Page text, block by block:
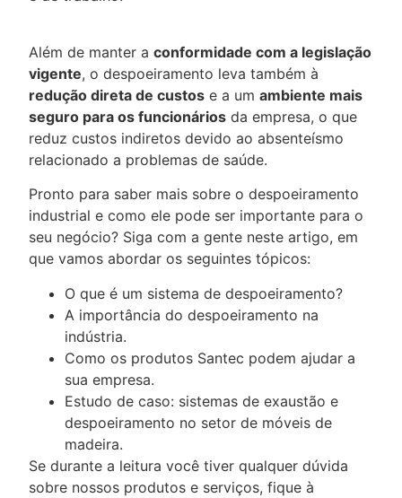
Além de manter a conformidade com a legislação
vigente, o despoeiramento leva também à
redução direta de custos e a um ambiente mais
seguro para os funcionários da empresa, o que
reduz custos indiretos devido ao absenteísmo
relacionado a problemas de saúde.
Pronto para saber mais sobre o despoeiramento
industrial e como ele pode ser importante para o
seu negócio? Siga com a gente neste artigo, em
que vamos abordar os seguintes tópicos:
O que é um sistema de despoeiramento?
A importância do despoeiramento na
indústria.
Como os produtos Santec podem ajudar a
sua empresa.
Estudo de caso: sistemas de exaustão e
despoeiramento no setor de móveis de
madeira.
Se durante a leitura você tiver qualquer dúvida
sobre nossos produtos e serviços, fique à